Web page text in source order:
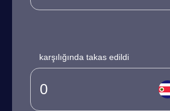
karşılığında takas edildi